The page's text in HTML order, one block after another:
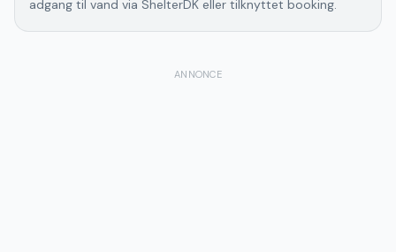
adgang til vand via ShelterDK eller tilknyttet booking.
ANNONCE